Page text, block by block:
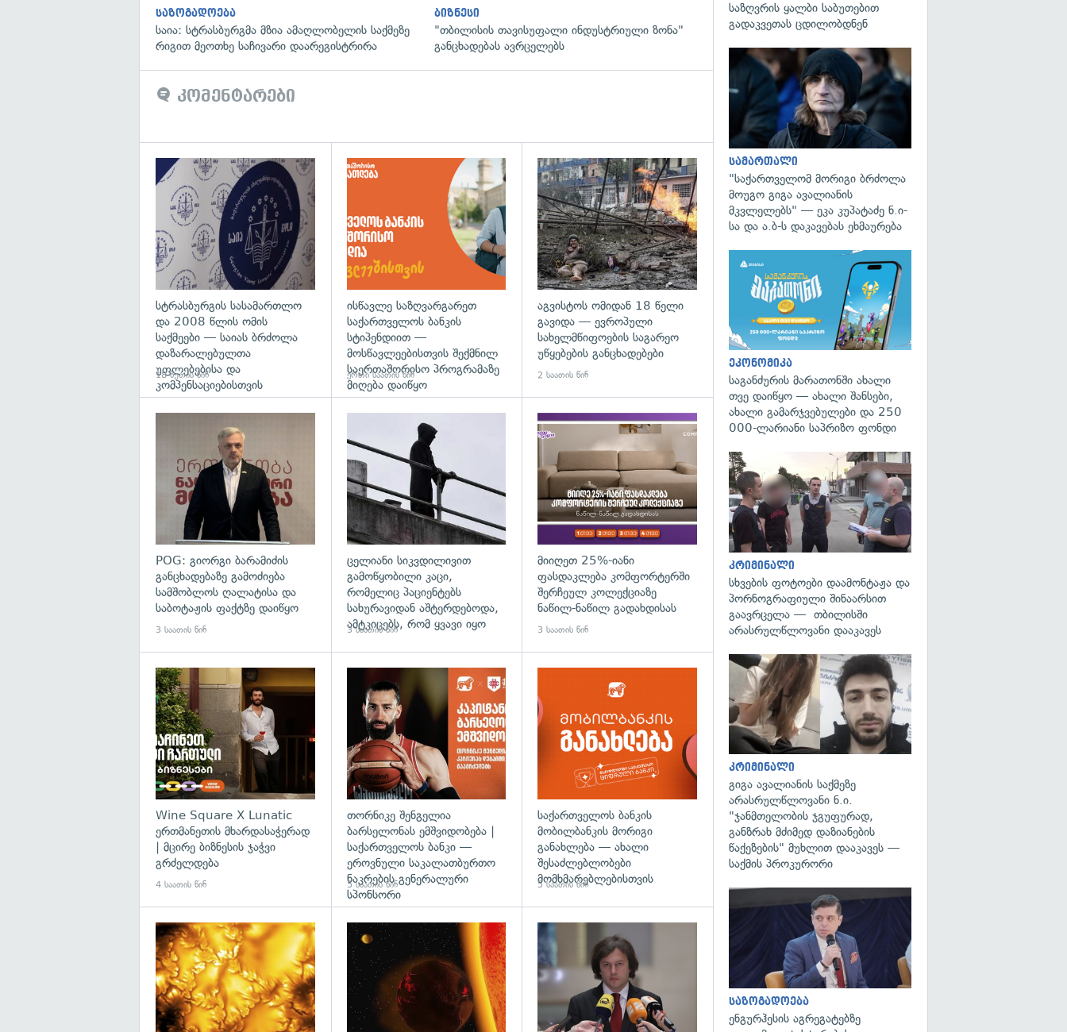
საზოგადოება
საია: სტრასბურგმა მზია ამაღლობელის საქმეზე
რიგით მეოთხე საჩივარი დაარეგისტრირა
ბიზნესი
"თბილისის თავისუფალი ინდუსტრიული ზონა"
განცხადებას ავრცელებს
კომენტარები
გადახედვა
სტრასბურგის სასამართლო
და 2008 წლის ომის
საქმეები — საიას ბრძოლა
დაზარალებულთა
უფლებებისა და
კომპენსაციებისთვის
18 წუთის წინ
ისწავლე საზღვარგარეთ
საქართველოს ბანკის
სტიპენდიით —
მოსწავლეებისთვის შექმნილ
საერთაშორისო პროგრამაზე
მიღება დაიწყო
ერთი საათის წინ
გადახედვა
აგვისტოს ომიდან 18 წელი
გავიდა — ევროპული
სახელმწიფოების საგარეო
უწყებების განცხადებები
2 საათის წინ
POG: გიორგი ბარამიძის
განცხადებაზე გამოძიება
სამშობლოს ღალატისა და
საბოტაჟის ფაქტზე დაიწყო
3 საათის წინ
გადახედვა
ცელიანი სიკვდილივით
გამოწყობილი კაცი,
რომელიც პაციენტებს
სახურავიდან აშტერდებოდა,
ამტკიცებს, რომ ყვავი იყო
3 საათის წინ
მიიღეთ 25%-იანი
ფასდაკლება კომფორტერში
შერჩეულ კოლექციაზე
ნაწილ-ნაწილ გადახდისას
3 საათის წინ
Wine Square X Lunatic
ერთმანეთის მხარდასაჭერად
| მცირე ბიზნესის ჯაჭვი
გრძელდება
4 საათის წინ
თორნიკე შენგელია
ბარსელონას ემშვიდობება |
საქართველოს ბანკი —
ეროვნული საკალათბურთო
ნაკრების გენერალური
სპონსორი
5 საათის წინ
საქართველოს ბანკის
მობილბანკის მორიგი
განახლება — ახალი
შესაძლებლობები
მომხმარებლებისთვის
5 საათის წინ
გადახედვა გადახედვა
საზღვრის ყალბი საბუთებით
გადაკვეთას ცდილობდნენ
სამართალი
"საქართველომ მორიგი ბრძოლა
მოუგო გიგა ავალიანის
მკვლელებს" — ეკა კუპატაძე ნ.ი-
სა და ა.ბ-ს დაკავებას ეხმაურება
ეკონომიკა
საგანძურის მარათონში ახალი
თვე დაიწყო — ახალი შანსები,
ახალი გამარჯვებულები და 250
000-ლარიანი საპრიზო ფონდი
კრიმინალი
სხვების ფოტოები დაამონტაჟა და
პორნოგრაფიული შინაარსით
გაავრცელა — თბილისში
არასრულწლოვანი დააკავეს
კრიმინალი
გიგა ავალიანის საქმეზე
არასრულწლოვანი ნ.ი.
"ჯანმთელობის ჯგუფურად,
განზრახ მძიმედ დაზიანების
წაქეზების" მუხლით დააკავეს —
საქმის პროკურორი
საზოგადოება
ენგურჰესის აგრეგატებზე